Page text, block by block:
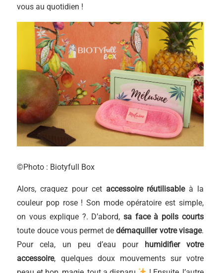
vous au quotidien !
©Photo : Biotyfull Box
Alors, craquez pour cet accessoire réutilisableà la
couleur pop rose ! Son mode opératoire est simple,
on vous explique ?. D’abord, sa face à poils courts
toute douce vous permet dedémaquiller votre visage.
Pour cela, un peu d’eau pour humidifier votre
accessoire, quelques doux mouvements sur votre